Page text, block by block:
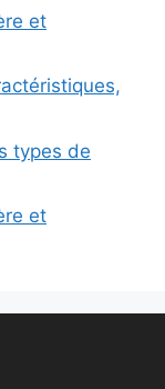
et
types de
et